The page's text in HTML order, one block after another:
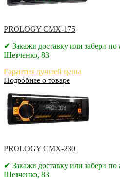
PROLOGY CMX-175
✔ Закажи доставку или забери по
Шевченко, 83
Гарантия лучшей цены
Подробнее о товаре
PROLOGY CMX-230
✔ Закажи доставку или забери по
Шевченко, 83